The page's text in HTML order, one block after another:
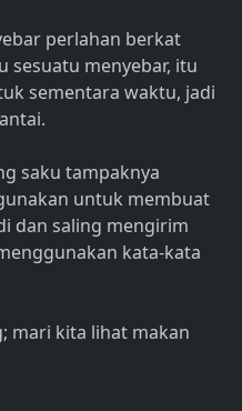
perlahan berkat
menyebar, itu
sementara waktu, jadi
saku tampaknya
untuk membuat
dan saling mengirim
kata-kata
mari kita lihat makan